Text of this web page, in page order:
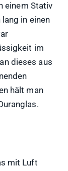
einem Stativ
in einen
im
dieses aus
hält man
mit Luft